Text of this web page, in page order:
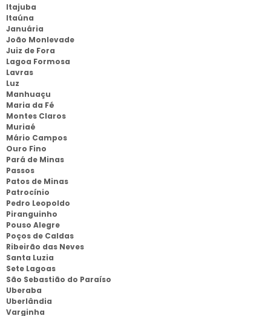
Itajuba
Itaúna
Januária
João Monlevade
Juiz de Fora
Lagoa Formosa
Lavras
Luz
Manhuaçu
Maria da Fé
Montes Claros
Muriaé
Mário Campos
Ouro Fino
Pará de Minas
Passos
Patos de Minas
Patrocínio
Pedro Leopoldo
Piranguinho
Pouso Alegre
Poços de Caldas
Ribeirão das Neves
Santa Luzia
Sete Lagoas
São Sebastião do Paraíso
Uberaba
Uberlândia
Varginha